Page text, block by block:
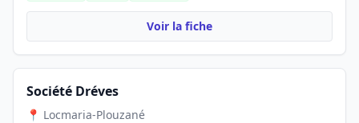
Voir la fiche
Société Dréves
📍 Locmaria-Plouzané